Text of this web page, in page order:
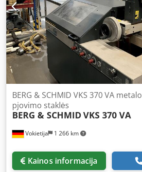
Vokietija 1 266 km
BERG & SCHMID VKS 370 VA metalo
pjovimo staklės
BERG & SCHMIDVKS 370 VA
Kainos informacija